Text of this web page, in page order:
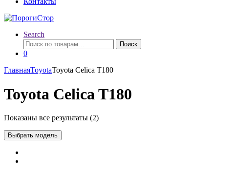
Search
Искать:
Поиск
0
ГлавнаяToyotaToyota Celica T180
Toyota Celica T180
Показаны все результаты (2)
Выбрать модель